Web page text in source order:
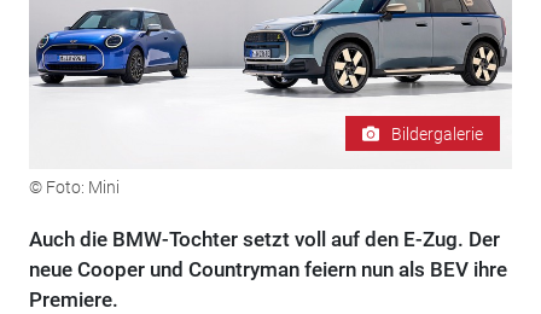
Bildergalerie
© Foto: Mini
Auch die BMW-Tochter setzt voll auf den E-Zug. Der
neue Cooper und Countryman feiern nun als BEV ihre
Premiere.